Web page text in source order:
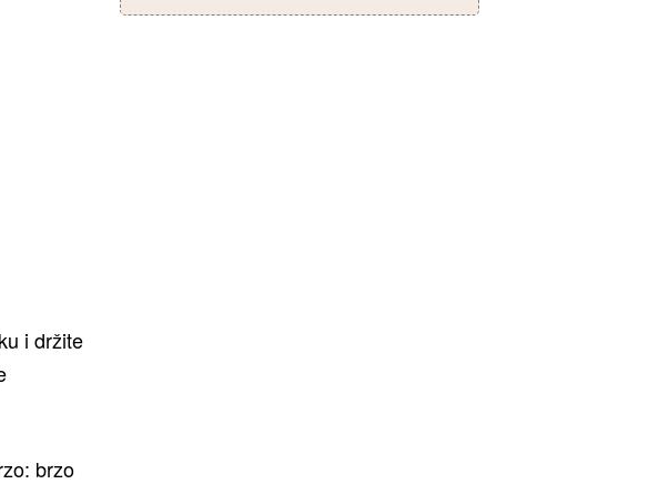
i držite
brzo